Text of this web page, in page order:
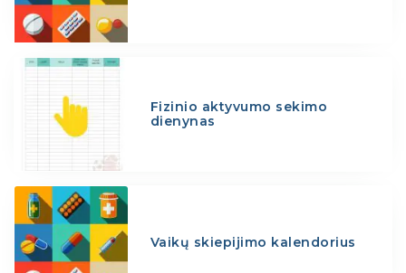
Fizinio aktyvumo sekimo
dienynas
Vaikų skiepijimo kalendorius